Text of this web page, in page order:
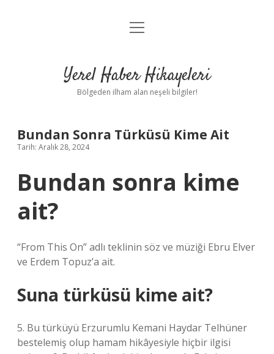
Anasayfa
Yasal Uyarı
menüyü
Yerel Haber Hikayeleri
Bölgeden ilham alan neşeli bilgiler!
Bundan Sonra Türküsü Kime Ait
Tarih: Aralık 28, 2024
Bundan sonra kime
ait?
“From This On” adlı teklinin söz ve müziği Ebru Elver
ve Erdem Topuz’a ait.
Suna türküsü kime ait?
5. Bu türküyü Erzurumlu Kemani Haydar Telhüner
bestelemiş olup hamam hikâyesiyle hiçbir ilgisi